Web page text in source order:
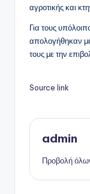
αγροτικής και
Για τους
απολογήθηκαν
τους με την
Source link
admin
Προβολή